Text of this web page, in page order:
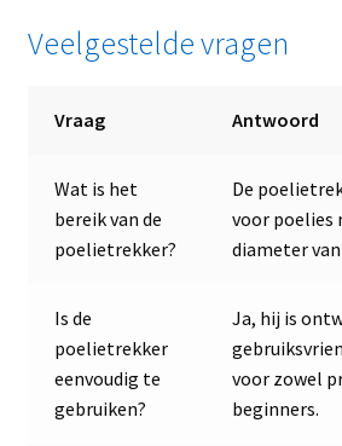
Veelgestelde vragen
Vraag Antwoord
Wat is het
bereik van de
poelietrekker?
De
voor poelies
diameter
Is de
poelietrekker
eenvoudig te
gebruiken?
Ja, hij is
voor zowel
beginners.